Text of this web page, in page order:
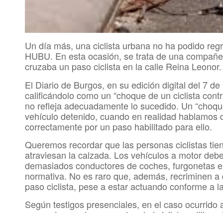
Un día más, una ciclista urbana no ha podido
HUBU. En esta ocasión, se trata de una
cruzaba un paso ciclista en la calle Reina Leonor.
El Diario de Burgos, en su edición digital del 7
calificándolo como un “choque de un ciclista
no refleja adecuadamente lo sucedido. Un
vehículo detenido, cuando en realidad
correctamente por un paso habilitado para ello.
Queremos recordar que las personas ciclistas
atraviesan la calzada. Los vehículos a motor
demasiados conductores de coches, furgonetas
normativa. No es raro que, además, recriminen
paso ciclista, pese a estar actuando conforme a
Según testigos presenciales, en el caso